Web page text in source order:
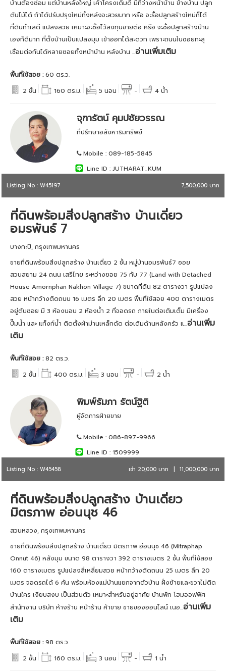
บ้านต้องซ่อม แต่บ้านหลังใหญ่ เค้าโครงเดิมดี มีที่ว่างหน้าบ้าน ข้างบ้าน ปลูก
ต้นไม้ได้ ถ้าได้ปรับปรุงใหม่ทั้งหลังจะสวยมาก หรือ จะรื้อปลูกสร้างใหม่ก็ได้
ที่ดินทำเลดี แปลงสวย เหมาะจะซื้อไว้ลงทุนขายต่อ หรือ จะซื้อปลูกสร้างบ้าน
เองก็ดีมาก ที่ตั้งบ้านเป็นแปลงมุม เข้าออกได้สะดวก เพราะถนนในซอยทะลุ
เชื่อมต่อกันได้หลายซอยทั้งหน้าบ้าน หลังบ้าน ...อ่านเพิ่มเติม
พื้นที่ใช้สอย :60 ตร.ว.
2 ชั้น
160 ตร.ม. 5 นอน - 4 น้ำ
จุฑารัตน์ คุมปชัยวรรณ
ที่ปรึกษาอสังหาริมทรัพย์
Mobile : 089-185-5845
Line ID : JUTHARAT_KUM
Listing No : W45197 7,500,000 บาท
ที่ดินพร้อมสิ่งปลูกสร้าง บ้านเดี่ยว
อมรพันธ์ 7
บางกะปิ, กรุงเทพมหานคร
ขายที่ดินพร้อมสิ่งปลูกสร้าง บ้านเดี่ยว 2 ชั้น หมู่บ้านอมรพันธ์7 ซอย
สวนสยาม 24 ถนน เสรีไทย ระหว่างซอย 75 กับ 77 (Land with Detached
House Amornphan Nakhon Village 7) ขนาดที่ดิน 82 ตารางวา รูปแปลง
สวย หน้ากว้างติดถนน 16 เมตร ลึก 20 เมตร พื้นที่ใช้สอย 400 ตารางเมตร
อยู่ต้นซอย มี 3 ห้องนอน 2 ห้องน้ำ 2 ที่จอดรถ ภายในต่อเติมเต็ม มีเครื่อง
ปั๊มน้ำ และ แท็งก์น้ำ ติดตั้งผ้าม่านเหล็กดัด ต่อเติมด้านหลังครัว แ...อ่านเพิ่ม
เติม
พื้นที่ใช้สอย :82 ตร.ว.
2 ชั้น
400 ตร.ม. 3 นอน - 2 น้ำ
พิมพ์รัมภา รัตน์ฐิติ
ผู้จัดการฝ่ายขาย
Mobile : 086-897-9966
Line ID : 1509999
Listing No : W45458 11,000,000 บาท
เช่า 20,000 บาท
ที่ดินพร้อมสิ่งปลูกสร้าง บ้านเดี่ยว
มิตรภาพ อ่อนนุช 46
สวนหลวง, กรุงเทพมหานคร
ขายที่ดินพร้อมสิ่งปลูกสร้าง บ้านเดี่ยว มิตรภาพ อ่อนนุช 46 (Mitraphap
Onnut 46) หลังมุม ขนาด 98 ตารางวา 392 ตารางเมตร 2 ชั้น พื้นที่ใช้สอย
160 ตารางเมตร รูปแปลงสี่เหลี่ยมสวย หน้ากว้างติดถนน 25 เมตร ลึก 20
เมตร จอดรถได้ 6 คัน พร้อมห้องแม่บ้านแยกจากตัวบ้าน ฝั่งซ้ายและขวาไม่ติด
บ้านใคร เงียบสงบ เป็นส่วนตัว เหมาะสำหรับอยู่อาศัย บ้านพัก โฮมออฟฟิศ
สำนักงาน บริษัท ห้างร้าน หน้าร้าน ค้าขาย ขายของออนไลน์ เนอ...อ่านเพิ่ม
เติม
พื้นที่ใช้สอย :98 ตร.ว.
2 ชั้น
160 ตร.ม. 3 นอน - 1 น้ำ